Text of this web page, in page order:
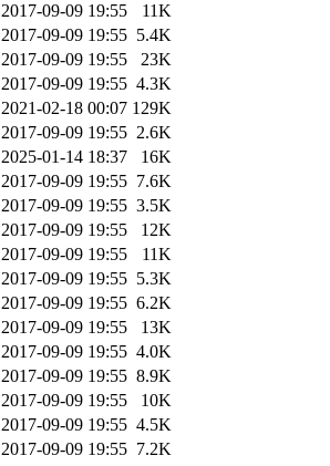
2017-09-09 19:55
11K
2017-09-09 19:55 5.4K
2017-09-09 19:55
23K
2017-09-09 19:55 4.3K
2021-02-18 00:07 129K
2017-09-09 19:55 2.6K
2025-01-14 18:37
16K
2017-09-09 19:55 7.6K
2017-09-09 19:55 3.5K
2017-09-09 19:55
12K
2017-09-09 19:55
11K
2017-09-09 19:55 5.3K
2017-09-09 19:55 6.2K
2017-09-09 19:55
13K
2017-09-09 19:55 4.0K
2017-09-09 19:55 8.9K
2017-09-09 19:55
10K
2017-09-09 19:55 4.5K
2017-09-09 19:55 7.2K